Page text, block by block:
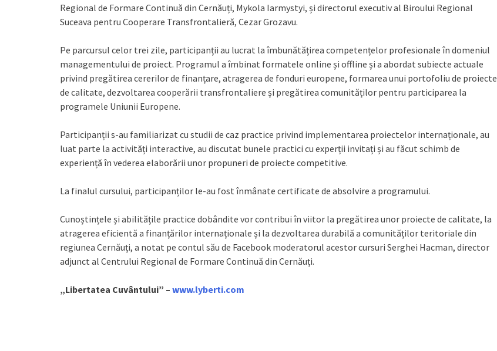
Regional de Formare Continuă din Cernăuți, Mykola Iarmystyi, și directorul executiv al Biroului Regional
Suceava pentru Cooperare Transfrontalieră, Cezar Grozavu.
Pe parcursul celor trei zile, participanții au lucrat la îmbunătățirea competențelor profesionale în domeniul
managementului de proiect. Programul a îmbinat formatele online și offline și a abordat subiecte actuale
privind pregătirea cererilor de finanțare, atragerea de fonduri europene, formarea unui portofoliu de proiecte
de calitate, dezvoltarea cooperării transfrontaliere și pregătirea comunităților pentru participarea la
programele Uniunii Europene.
Participanții s-au familiarizat cu studii de caz practice privind implementarea proiectelor internaționale, au
luat parte la activități interactive, au discutat bunele practici cu experții invitați și au făcut schimb de
experiență în vederea elaborării unor propuneri de proiecte competitive.
La finalul cursului, participanților le-au fost înmânate certificate de absolvire a programului.
Cunoștințele și abilitățile practice dobândite vor contribui în viitor la pregătirea unor proiecte de calitate, la
atragerea eficientă a finanțărilor internaționale și la dezvoltarea durabilă a comunităților teritoriale din
regiunea Cernăuți, a notat pe contul său de Facebook moderatorul acestor cursuri Serghei Hacman, director
adjunct al Centrului Regional de Formare Continuă din Cernăuți.
„Libertatea Cuvântului” – www.lyberti.com